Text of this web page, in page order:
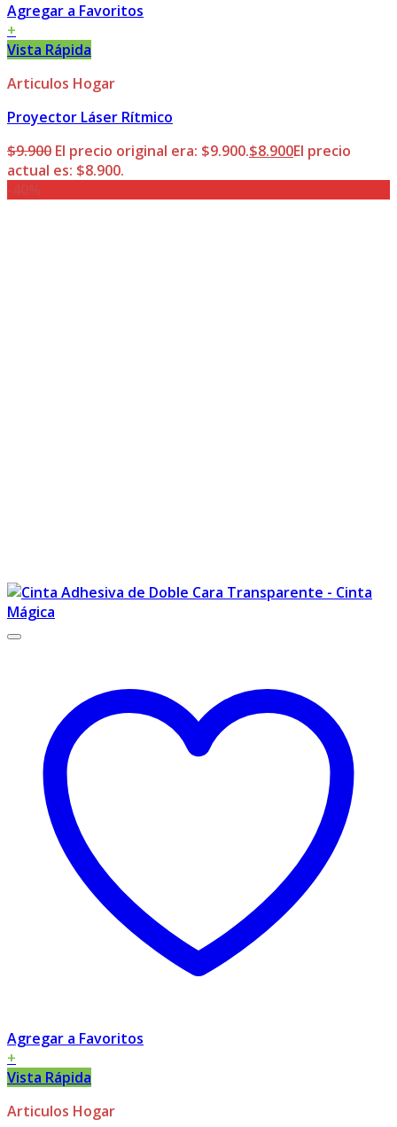
Agregar a Favoritos
+
Vista Rápida
Articulos Hogar
Proyector Láser Rítmico
$9.900 El precio original era: $9.900.$8.900El precio
actual es: $8.900.
Agregar a Favoritos
+
Vista Rápida
Articulos Hogar